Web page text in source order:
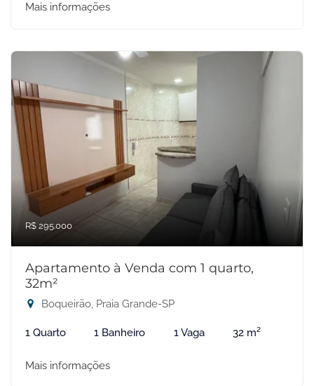
Mais informações
R$ 295.000
Apartamento à Venda com 1 quarto,
32m²
Boqueirão, Praia Grande-SP
1 Quarto 1 Banheiro 1 Vaga 32 m²
Mais informações